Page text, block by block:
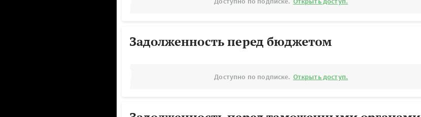
Задолженность перед бюджетом
Доступно по подписке. Открыть доступ.